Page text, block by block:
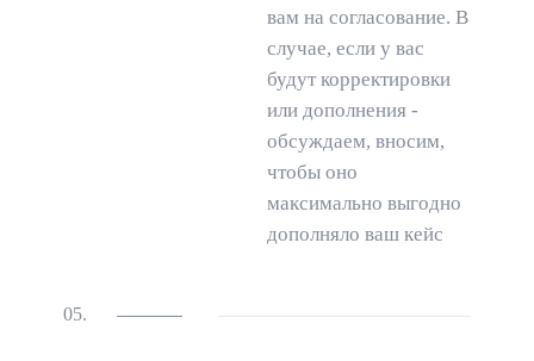
вам на согласование. В
случае, если у вас
будут корректировки
или дополнения -
обсуждаем, вносим,
чтобы оно
максимально выгодно
дополняло ваш кейс
05.